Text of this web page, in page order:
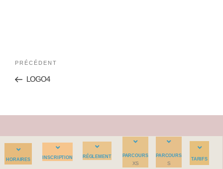
PRÉCÉDENT
LOGO4
PARCOURS
S
PARCOURS
XS
HORAIRES TARIFS
RÉGLEMENT
INSCRIPTION